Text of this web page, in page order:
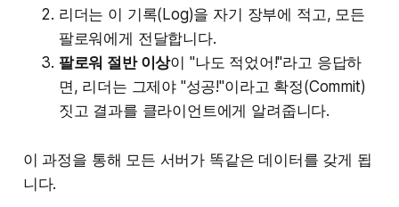
리더는 이 기록(Log)을 자기 장부에 적고, 모든
팔로워에게 전달합니다.
팔로워 절반 이상이 "나도 적었어!"라고 응답하
면, 리더는 그제야 "성공!"이라고 확정(Commit)
짓고 결과를 클라이언트에게 알려줍니다.
이 과정을 통해 모든 서버가 똑같은 데이터를 갖게 됩
니다.